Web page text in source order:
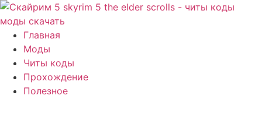
Перейти
к
содержимому
Главная
Моды
Читы коды
Прохождение
Полезное